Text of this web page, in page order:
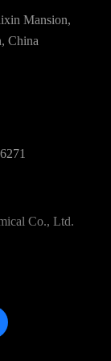
Mansion,
China
Co., Ltd.